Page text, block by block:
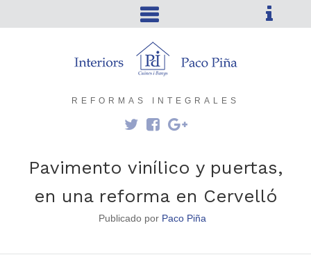
REFORMAS INTEGRALES
Pavimento vinílico y puertas,
en una reforma en Cervelló
Publicado por Paco Piña